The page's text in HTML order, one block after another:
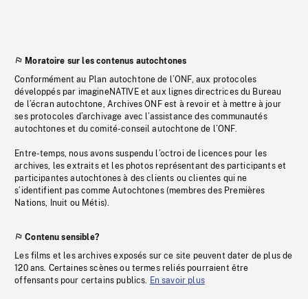
Moratoire sur les contenus autochtones
Conformément au Plan autochtone de l’ONF, aux protocoles
développés par imagineNATIVE et aux lignes directrices du Bureau
de l’écran autochtone, Archives ONF est à revoir et à mettre à jour
ses protocoles d’archivage avec l’assistance des communautés
autochtones et du comité-conseil autochtone de l’ONF.
Entre-temps, nous avons suspendu l’octroi de licences pour les
archives, les extraits et les photos représentant des participants et
participantes autochtones à des clients ou clientes qui ne
s’identifient pas comme Autochtones (membres des Premières
Nations, Inuit ou Métis).
Contenu sensible?
Les films et les archives exposés sur ce site peuvent dater de plus de
120 ans. Certaines scènes ou termes reliés pourraient être
offensants pour certains publics. En savoir plus